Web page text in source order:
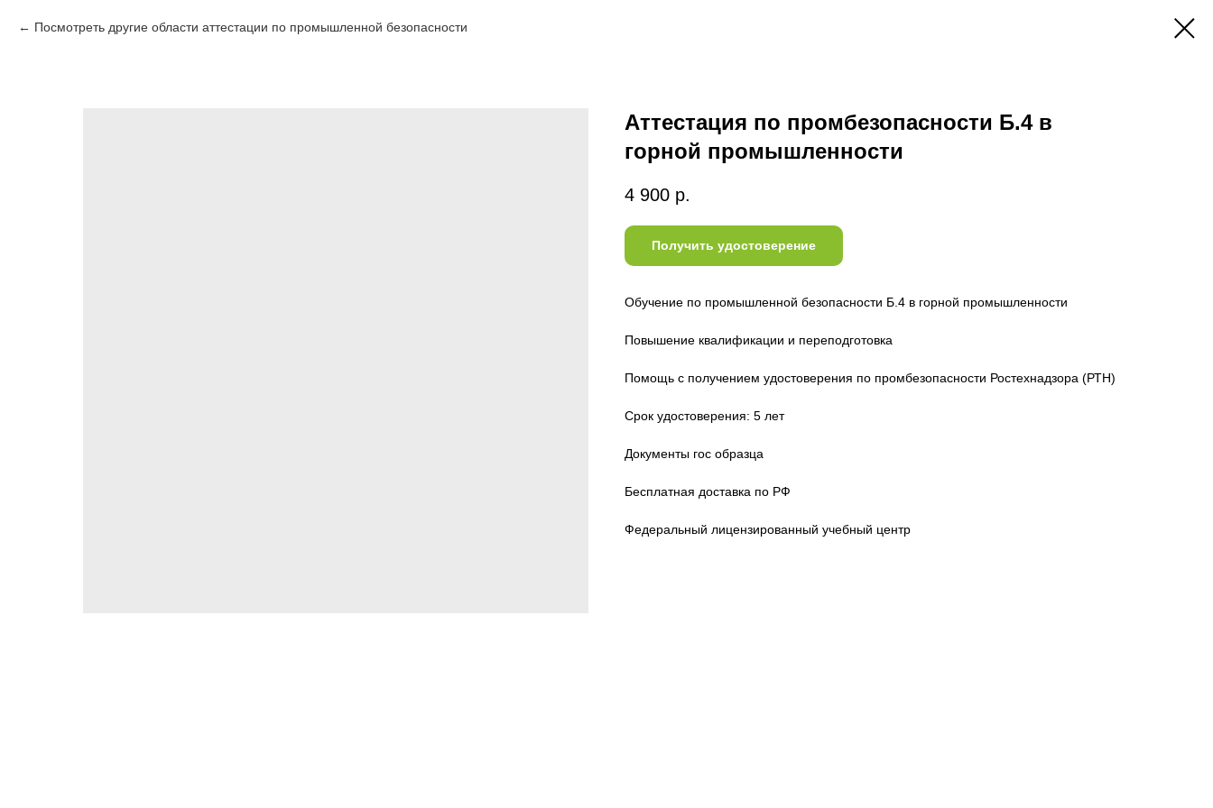
Посмотреть другие области аттестации по промышленной безопасности
Аттестация по промбезопасности Б.4 в
горной промышленности
4 900 р.
Получить удостоверение
Обучение по промышленной безопасности Б.4 в горной промышленности
Повышение квалификации и переподготовка
Помощь с получением удостоверения по промбезопасности Ростехнадзора (РТН)
Срок удостоверения: 5 лет
Документы гос образца
Бесплатная доставка по РФ
Федеральный лицензированный учебный центр